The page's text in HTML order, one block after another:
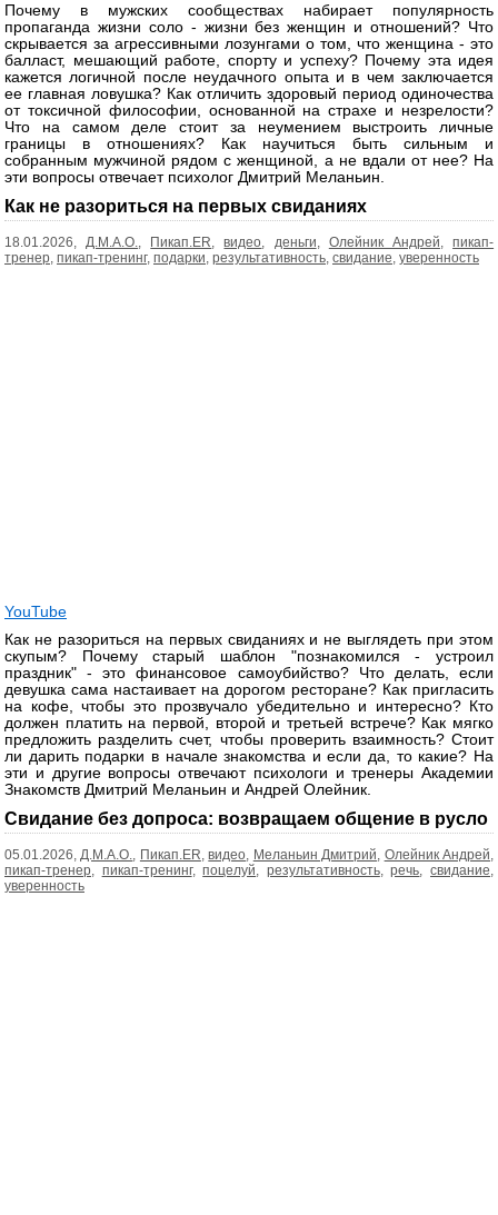
Почему в мужских сообществах набирает популярность
пропаганда жизни соло - жизни без женщин и отношений? Что
скрывается за агрессивными лозунгами о том, что женщина - это
балласт, мешающий работе, спорту и успеху? Почему эта идея
кажется логичной после неудачного опыта и в чем заключается
ее главная ловушка? Как отличить здоровый период одиночества
от токсичной философии, основанной на страхе и незрелости?
Что на самом деле стоит за неумением выстроить личные
границы в отношениях? Как научиться быть сильным и
собранным мужчиной рядом с женщиной, а не вдали от нее? На
эти вопросы отвечает психолог Дмитрий Меланьин.
Как не разориться на первых свиданиях
18.01.2026, Д.М.А.О. Пикап.ER ,видео деньги Олейник Андрей ,пикап-
тренер пикап-тренинг, подарки результативность свидание уверенность
YouTube
Как не разориться на первых свиданиях и не выглядеть при этом
скупым? Почему старый шаблон "познакомился - устроил
праздник" - это финансовое самоубийство? Что делать, если
девушка сама настаивает на дорогом ресторане? Как пригласить
на кофе, чтобы это прозвучало убедительно и интересно? Кто
должен платить на первой, второй и третьей встрече? Как мягко
предложить разделить счет, чтобы проверить взаимность? Стоит
ли дарить подарки в начале знакомства и если да, то какие? На
эти и другие вопросы отвечают психологи и тренеры Академии
Знакомств Дмитрий Меланьин и Андрей Олейник.
Свидание без допроса: возвращаем общение в русло
05.01.2026, Д.М.А.О. Пикап.ER ,видео Меланьин Дмитрий Олейник Андрей
пикап-тренер
пикап-тренинг,поцелуй результативность,речь ,свидание
уверенность